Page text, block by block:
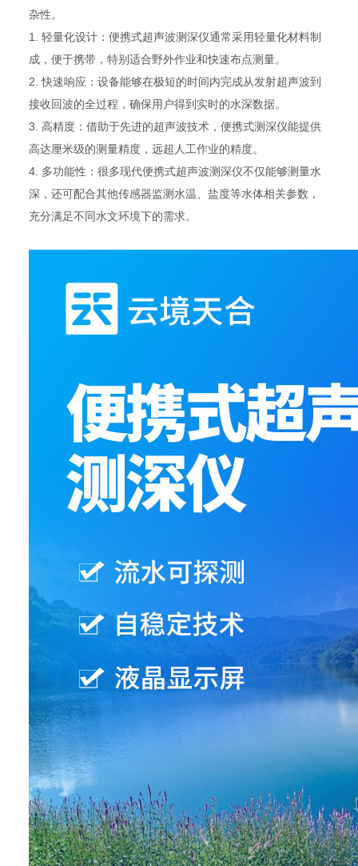
杂性。
1. 轻量化设计：便携式超声波测深仪通常采用轻量化材料制
成，便于携带，特别适合野外作业和快速布点测量。
2. 快速响应：设备能够在极短的时间内完成从发射超声波到
接收回波的全过程，确保用户得到实时的水深数据。
3. 高精度：借助于先进的超声波技术，便携式测深仪能提供
高达厘米级的测量精度，远超人工作业的精度。
4. 多功能性：很多现代便携式超声波测深仪不仅能够测量水
深，还可配合其他传感器监测水温、盐度等水体相关参数，
充分满足不同水文环境下的需求。